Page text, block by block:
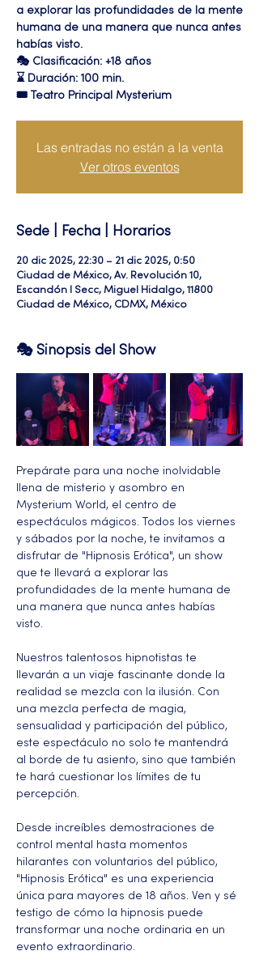
a explorar las profundidades de la mente
humana de una manera que nunca antes
habías visto.
🎭 Clasificación: +18 años
⌛ Duración: 100 min.
🎟 Teatro Principal Mysterium
Las entradas no están a la venta
Ver otros eventos
Sede | Fecha | Horarios
20 dic 2025, 22:30 – 21 dic 2025, 0:50
Ciudad de México, Av. Revolución 10,
Escandón I Secc, Miguel Hidalgo, 11800
Ciudad de México, CDMX, México
🎭 Sinopsis del Show
Prepárate para una noche inolvidable
llena de misterio y asombro en
Mysterium World, el centro de
espectáculos mágicos. Todos los viernes
y sábados por la noche, te invitamos a
disfrutar de "Hipnosis Erótica", un show
que te llevará a explorar las
profundidades de la mente humana de
una manera que nunca antes habías
visto.
Nuestros talentosos hipnotistas te
llevarán a un viaje fascinante donde la
realidad se mezcla con la ilusión. Con
una mezcla perfecta de magia,
sensualidad y participación del público,
este espectáculo no solo te mantendrá
al borde de tu asiento, sino que también
te hará cuestionar los límites de tu
percepción.
Desde increíbles demostraciones de
control mental hasta momentos
hilarantes con voluntarios del público,
"Hipnosis Erótica" es una experiencia
única para mayores de 18 años. Ven y sé
testigo de cómo la hipnosis puede
transformar una noche ordinaria en un
evento extraordinario.